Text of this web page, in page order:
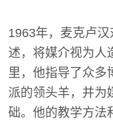
1963年，麦克卢汉
述，将媒介视为人
里，他指导了众多
派的领头羊，并为
础。他的教学方法